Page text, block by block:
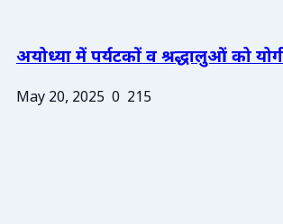
अयोध्या में पर्यटकों व श्रद्धालुओं को
May 20, 2025 0 215